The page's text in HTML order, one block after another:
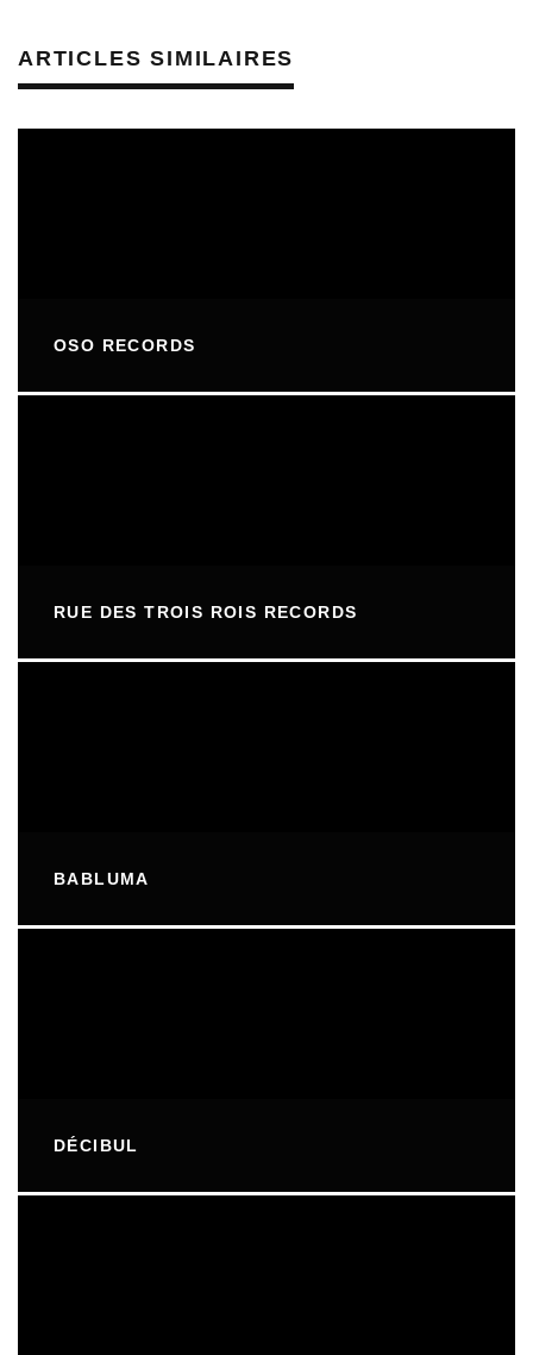
ARTICLES SIMILAIRES
OSO RECORDS
RUE DES TROIS ROIS RECORDS
BABLUMA
DÉCIBUL